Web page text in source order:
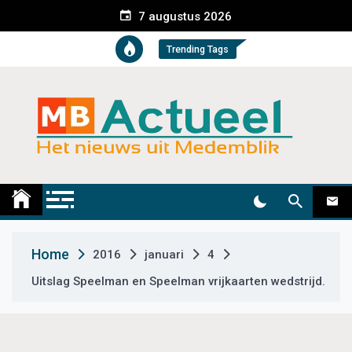
e
t
7 augustus 2026
Trending Tags
Medemblik Actueel
Home 2016 januari
4
Uitslag Speelman en Speelman vrijkaarten wedstrijd.